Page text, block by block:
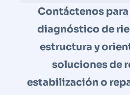
Contáctenos para
diagnóstico de
estructura y
soluciones de
estabilización o